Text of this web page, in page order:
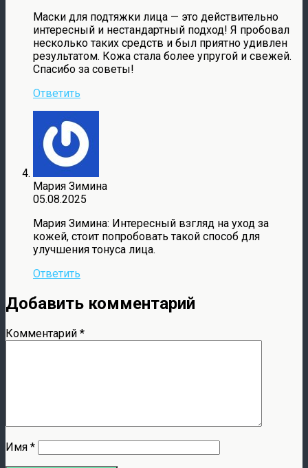
Маски для подтяжки лица — это действительно
интересный и нестандартный подход! Я пробовал
несколько таких средств и был приятно удивлен
результатом. Кожа стала более упругой и свежей.
Спасибо за советы!
Ответить
Мария Зимина
05.08.2025
Мария Зимина: Интересный взгляд на уход за
кожей, стоит попробовать такой способ для
улучшения тонуса лица.
Ответить
Добавить комментарий
Комментарий *
Имя *